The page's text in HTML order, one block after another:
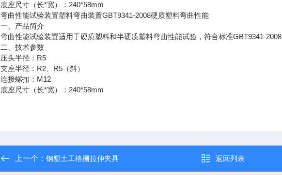
底座尺寸（长*宽）： 240*58mm
弯曲性能试验装置塑料弯曲装置GBT9341-2008硬质塑料弯曲性能
一、产品简介
弯曲性能试验装置适用于硬质塑料和半硬质塑料弯曲性能试验，符合标准GBT9341-2008
二、技术参数
压头半径： R5
支座半径： R2 R5 （斜）
连接螺扣： M12
底座尺寸（长*宽）： 240*58mm
上一个：钢塑土工格栅拉伸夹具 返回列表